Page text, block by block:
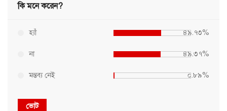
কি মনে করেন?
হ্যাঁ ৪৯.৭৩%
না ৪৯.৩৭%
মন্তব্য নেই ০.৮৯%
ভোট